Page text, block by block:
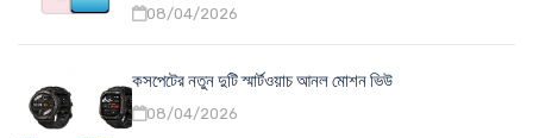
08/04/2026
কসপেটের নতুন দুটি স্মার্টওয়াচ আনল মোশন ভিউ
08/04/2026